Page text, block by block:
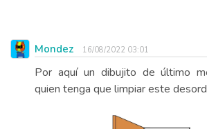
Mondez 16/08/2022 03:01
Por aquí un dibujito de último
quien tenga que limpiar este